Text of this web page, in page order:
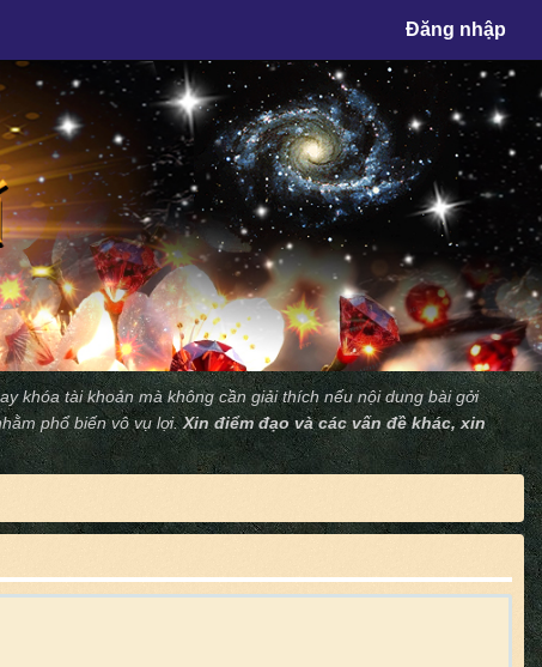
Đăng nhập
×
khóa tài khoản mà không cần giải thích nếu nội dung bài gởi
phổ biến vô vụ lợi.Xin điểm đạo và các vấn đề khác, xin